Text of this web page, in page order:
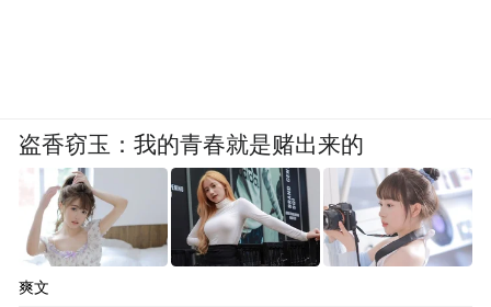
盗香窃玉：我的青春就是赌出来的
爽文